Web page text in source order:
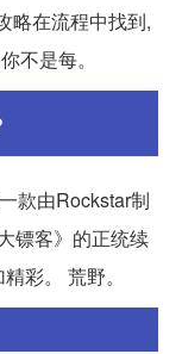
略在流程中找到,
不是每。
款由Rockstar制
镖客》的正统续
彩。 荒野。